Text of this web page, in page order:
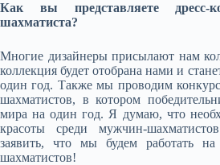
Как вы представляете дресс-
шахматиста?
Многие дизайнеры присылают нам
коллекция будет отобрана нами и
один год. Также мы проводим
шахматистов, в котором
мира на один год. Я думаю, что
красоты среди мужчин-
заявить, что мы будем работать
шахматистов!